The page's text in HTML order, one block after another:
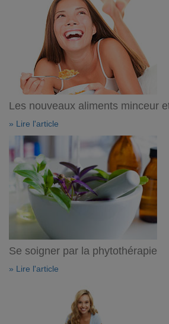
Les nouveaux aliments minceur
» Lire l'article
Se soigner par la phytothérapie
» Lire l'article